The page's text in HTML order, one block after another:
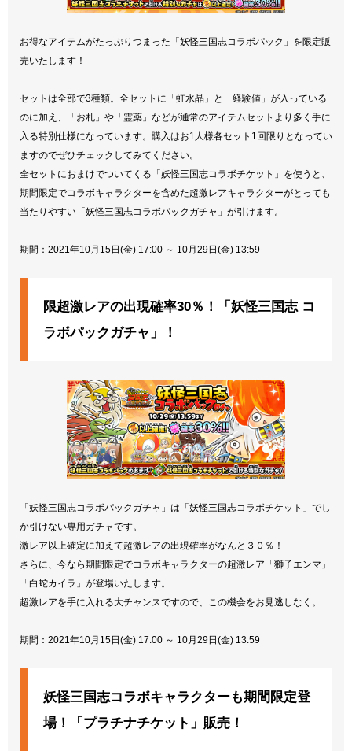
お得なアイテムがたっぷりつまった「妖怪三国志コラボパック」を限定販
売いたします！
セットは全部で3種類。全セットに「虹水晶」と「経験値」が入っている
のに加え、「お札」や「霊薬」などが通常のアイテムセットより多く手に
入る特別仕様になっています。購入はお1人様各セット1回限りとなってい
ますのでぜひチェックしてみてください。
全セットにおまけでついてくる「妖怪三国志コラボチケット」を使うと、
期間限定でコラボキャラクターを含めた超激レアキャラクターがとっても
当たりやすい「妖怪三国志コラボパックガチャ」が引けます。
期間：2021年10月15日(金) 17:00 ～ 10月29日(金) 13:59
限超激レアの出現確率30％！「妖怪三国志 コ
ラボパックガチャ」！
「妖怪三国志コラボパックガチャ」は「妖怪三国志コラボチケット」でし
か引けない専用ガチャです。
激レア以上確定に加えて超激レアの出現確率がなんと３０％！
さらに、今なら期間限定でコラボキャラクターの超激レア「獅子エンマ」
「白蛇カイラ」が登場いたします。
超激レアを手に入れる大チャンスですので、この機会をお見逃しなく。
期間：2021年10月15日(金) 17:00 ～ 10月29日(金) 13:59
妖怪三国志コラボキャラクターも期間限定登
場！「プラチナチケット」販売！